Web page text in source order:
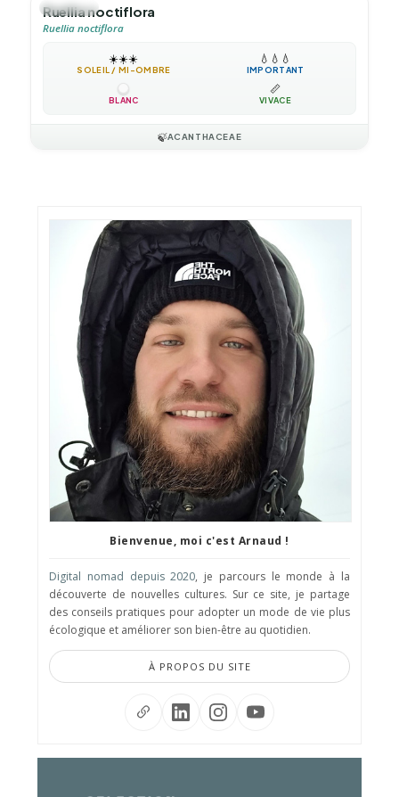
🪴VIVACE
Ruellia noctiflora
Ruellia noctiflora
☀️☀️☀️
SOLEIL / MI-OMBRE
💧 💧 💧
IMPORTANT
BLANC
📏
VIVACE
🍃ACANTHACEAE
Bienvenue, moi c'est Arnaud !
Digital nomad depuis 2020, je parcours le monde à la
découverte de nouvelles cultures. Sur ce site, je partage
des conseils pratiques pour adopter un mode de vie plus
écologique et améliorer son bien-être au quotidien.
À PROPOS DU SITE